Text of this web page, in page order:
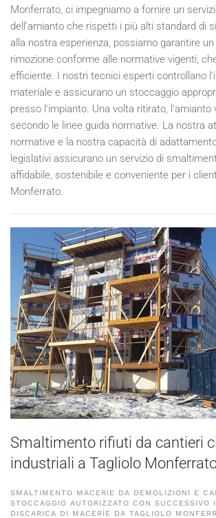
Monferrato, ci impegniamo a fornire un
dell'amianto che rispetti i più alti standard di
alla nostra esperienza, possiamo garantire
rimozione conforme alle normative vigenti,
efficiente. I nostri tecnici esperti controllano
materiale e assicurano un stoccaggio
presso l'impianto. Una volta ritirato, l'amianto
secondo le linee guida normative. La nostra
normative e la nostra capacità di
legislativi assicurano un servizio di
affidabile, sostenibile e conveniente per i
Monferrato.
Smaltimento rifiuti da cantieri
industriali a Tagliolo
SMALTIMENTO MACERIE DA DEMOLIZIONI E
STOCCAGGIO AUTORIZZATO CON SUCCESSIVO
DISCARICA DI MACERIE DA TAGLIOLO